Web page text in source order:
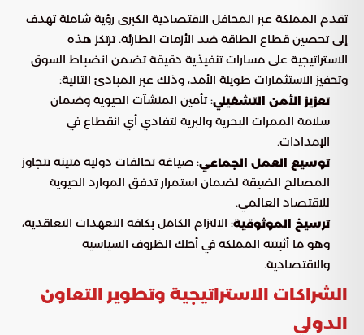
تقدم المملكة عبر المحافل الاقتصادية الكبرى رؤية شاملة تهدف
إلى تحصين قطاع الطاقة ضد الأزمات الطارئة. ترتكز هذه
الاستراتيجية على مسارات تنفيذية دقيقة تضمن انضباط السوق
وتحفيز الاستثمارات طويلة الأمد، وذلك عبر المبادئ التالية:
تعزيز الأمن التشغيلي: تأمين المنشآت الحيوية وضمان
سلامة الممرات البحرية والبرية لتفادي أي انقطاع في
الإمدادات.
توسيع العمل الجماعي: صياغة تحالفات دولية متينة تتجاوز
المصالح الضيقة لضمان استمرار تدفق الموارد الحيوية
للاقتصاد العالمي.
ترسيخ الموثوقية: الالتزام الكامل بكافة التعهدات التعاقدية،
وهو ما أثبتته المملكة في أحلك الظروف السياسية
والاقتصادية.
الشراكات الاستراتيجية وتطوير التعاون
الدولي